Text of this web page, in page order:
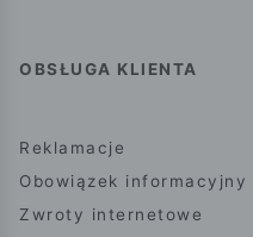
OBSŁUGA KLIENTA
Reklamacje
Obowiązek informacyjny
Zwroty internetowe